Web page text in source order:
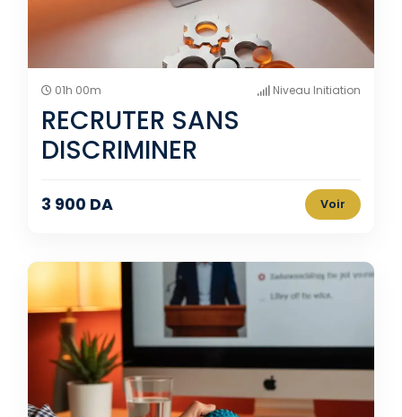
01h 00m Niveau Initiation
RECRUTER SANS
DISCRIMINER
3 900 DA Voir